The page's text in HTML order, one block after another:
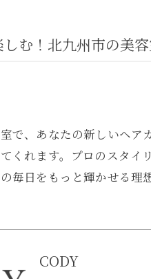
む！北九州市の美
で、あなたの新しいヘア
くれます。プロのスタ
毎日をもっと輝かせる理
CODY